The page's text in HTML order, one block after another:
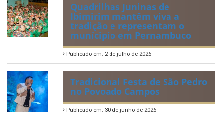
Quadrilhas Juninas de
Ibimirim mantêm viva a
tradição e representam o
munícipio em Pernambuco
Publicado em: 2 de julho de 2026
Tradicional Festa de São Pedro
no Povoado Campos
Publicado em: 30 de junho de 2026